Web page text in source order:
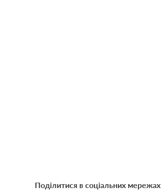
Поділитися в соціальних мережах